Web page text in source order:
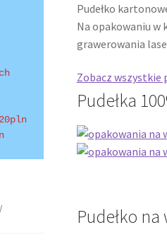
Pudełko
Na opakowaniu w
grawerowania
Zobacz wszystkie
Pudełka
Pudełko na